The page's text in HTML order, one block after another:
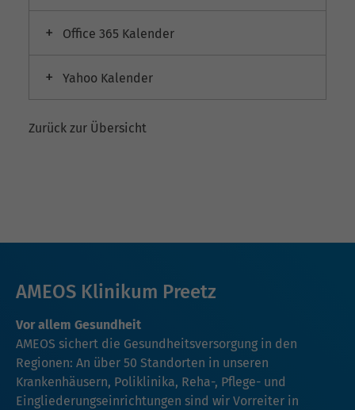
Office 365 Kalender
Yahoo Kalender
Zurück zur Übersicht
AMEOS Klinikum Preetz
Vor allem Gesundheit
AMEOS sichert die Gesundheitsversorgung in den
Regionen: An über 50 Standorten in unseren
Krankenhäusern, Poliklinika, Reha-, Pflege- und
Eingliederungseinrichtungen sind wir Vorreiter in